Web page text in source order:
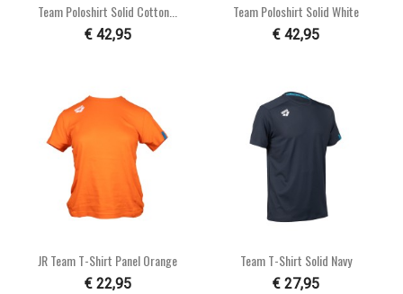
Team Poloshirt Solid Cotton...
€ 42,95
Team Poloshirt Solid White
€ 42,95
JR Team T-Shirt Panel Orange
€ 22,95
Team T-Shirt Solid Navy
€ 27,95